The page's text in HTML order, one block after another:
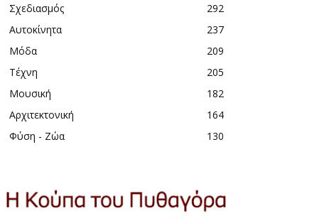
Σχεδιασμός
292
Αυτοκίνητα
237
Μόδα
209
Τέχνη
205
Μουσική
182
Αρχιτεκτονική
164
Φύση - Ζώα
130